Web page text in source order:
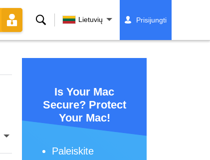
Paieška Lietuvių Prisijungti
Is Your Mac
Secure? Protect
Your Mac!
Paleiskite